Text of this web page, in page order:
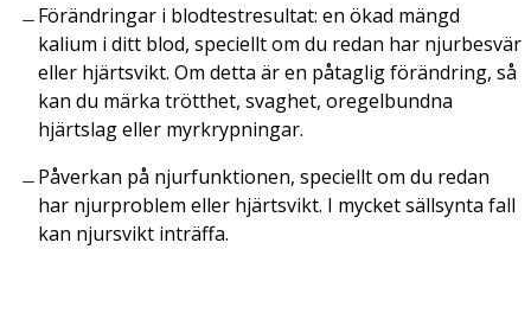
Förändringar i blodtestresultat: en ökad mängd
kalium i ditt blod, speciellt om du redan har njurbesvär
eller hjärtsvikt. Om detta är en påtaglig förändring, så
kan du märka trötthet, svaghet, oregelbundna
hjärtslag eller myrkrypningar.
Påverkan på njurfunktionen, speciellt om du redan
har njurproblem eller hjärtsvikt. I mycket sällsynta fall
kan njursvikt inträffa.